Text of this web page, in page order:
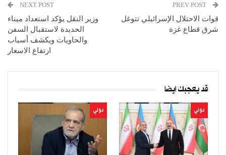
قوات الاحتلال الإسرائيلي تتوغل
شرق قطاع غزة
NEXT POST
وزير النقل يؤكد استعداد ميناء
الحديدة لاستقبال السفن
والحاويات ويكشف أسباب
ارتفاع الاسعار
قد يعجبك ايضا
دولي دولي